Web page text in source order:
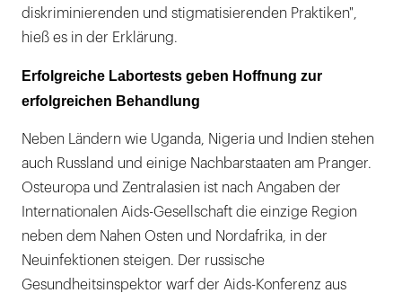
diskriminierenden und stigmatisierenden Praktiken",
hieß es in der Erklärung.
Erfolgreiche Labortests geben Hoffnung zur
erfolgreichen Behandlung
Neben Ländern wie Uganda, Nigeria und Indien stehen
auch Russland und einige Nachbarstaaten am Pranger.
Osteuropa und Zentralasien ist nach Angaben der
Internationalen Aids-Gesellschaft die einzige Region
neben dem Nahen Osten und Nordafrika, in der
Neuinfektionen steigen. Der russische
Gesundheitsinspektor warf der Aids-Konferenz aus